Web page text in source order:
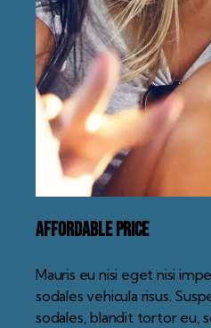
Affordable Price
Mauris eu nisi eget nisi
sodales vehicula risus.
sodales, blandit tortor eu,